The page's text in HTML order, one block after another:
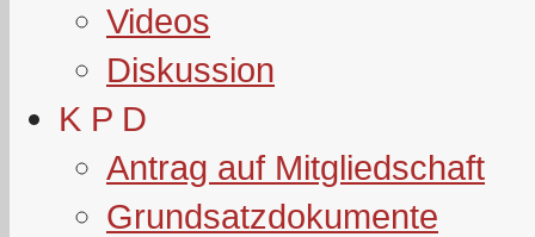
Videos
Diskussion
K P D
Antrag auf Mitgliedschaft
Grundsatzdokumente